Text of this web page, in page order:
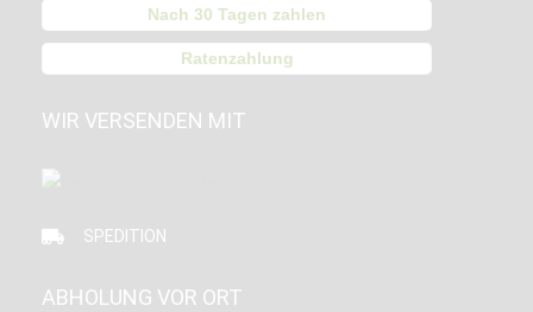
Nach 30 Tagen zahlen
Ratenzahlung
WIR VERSENDEN MIT
SPEDITION
ABHOLUNG VOR ORT